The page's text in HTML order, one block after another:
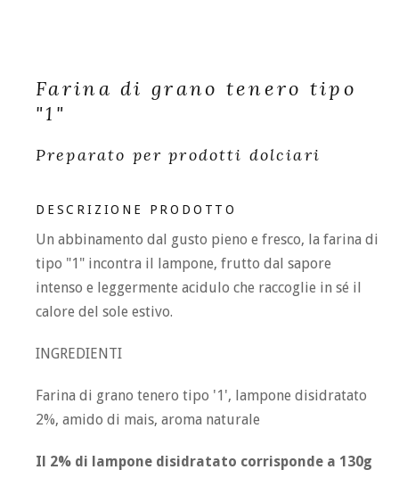
Farina di grano tenero tipo
"1"
Preparato per prodotti dolciari
DESCRIZIONE PRODOTTO
Un abbinamento dal gusto pieno e fresco, la farina di
tipo "1" incontra il lampone, frutto dal sapore
intenso e leggermente acidulo che raccoglie in sé il
calore del sole estivo.
INGREDIENTI
Farina di grano tenero tipo '1', lampone disidratato
2%, amido di mais, aroma naturale
Il 2% di lampone disidratato corrisponde a 130g